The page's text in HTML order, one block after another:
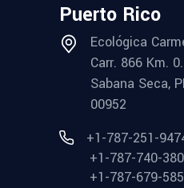
Puerto Rico
Ecológica
Carr. 866 Km.
Sabana Seca,
00952
+1-787-251-
+1-787-740-
+1-787-679-